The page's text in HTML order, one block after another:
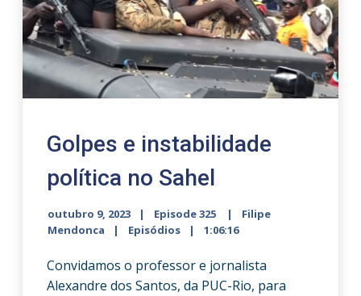
Golpes e instabilidade
política no Sahel
outubro 9, 2023 Episode 325
Filipe
Mendonca
Episódios 1:06:16
Convidamos o professor e jornalista
Alexandre dos Santos, da PUC-Rio, para